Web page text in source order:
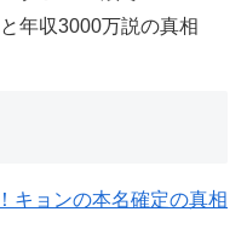
年収3000万説の真相
キョンの本名確定の真相